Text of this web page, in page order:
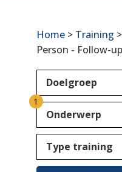
Home> Training
Person - Follow-up
Doelgroep
1
Onderwerp
Type training